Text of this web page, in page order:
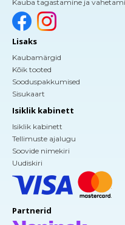
Kauba tagastamine ja
Lisaks
Kaubamärgid
Kõik tooted
Sooduspakkumised
Sisukaart
Isiklik kabinett
Isiklik kabinett
Tellimuste ajalugu
Soovide nimekiri
Uudiskiri
Partnerid